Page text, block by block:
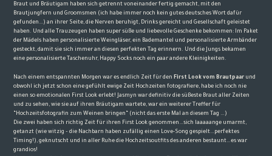
Braut und Bräutigam haben sich getrennt voneinander fertig gemacht, mit den
Brautjungfern und Groomsmen (ich habe immer noch kein gutes deutsches Wort dafür
gefunden…) an ihrer Seite, die Nerven beruhigt, Drinks gereicht und Gesellschaft geleistet
haben. Und alle Trauzeugen haben super süße und liebevolle Geschenke bekommen: Im Paket
der Mädels haben personalisierte Weingläser, ein Bademantel und personalisierte Armbänder
gesteckt, damit sie sich immer an diesen perfekten Tag erinnern. Und die Jungs bekamen
eine personalisierte Taschenuhr, Happy Socks noch ein paar andere Kleinigkeiten.
Nach einem entspannten Morgen war es endlich Zeit für denFirst Look vom Brautpaar und
obwohl ich jetzt schon eine gefühlt ewige Zeit Hochzeiten fotografiere, habe ich noch nie
einen so emotionalen First Look erlebt! Jasmyn war definitiv die süßeste Braut aller Zeiten
und zu sehen, wie sie auf ihren Bräutigam wartete, war ein weiterer Treffer für
“Hochzeitsfotografin zum Weinen bringen“ (nicht das erste Mal an diesem Tag …)
Die zwei haben sich richtig Zeit für ihren First Look genommen…sich laaaaange umarmt,
getanzt (wie witzig – die Nachbarn haben zufällig einen Love-Song gespielt…perfektes
Timing!), geknutscht und in aller Ruhe die Hochzeitsoutfits des anderen bestaunt…es war
grandios!